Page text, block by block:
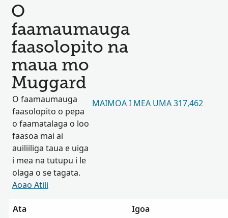
O
faamaumauga
faasolopito na
maua mo
Muggard
O faamaumauga
faasolopito o pepa
o faamatalaga o loo
faasoa mai ai
auiliiliga taua e uiga
i mea na tutupu i le
olaga o se tagata.
Aoao Atili
MAIMOA I MEA UMA 317,462
Ata
Igoa